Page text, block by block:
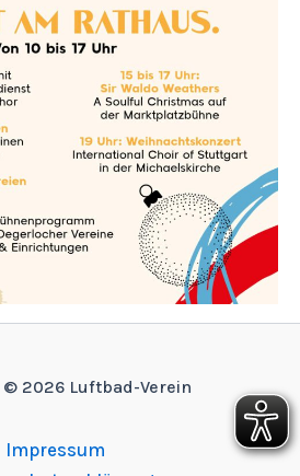
2026 Luftbad-Verein
Impressum